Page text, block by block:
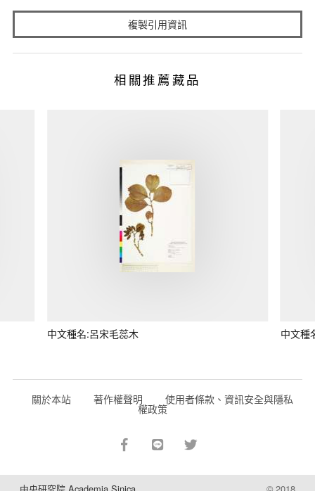
複製引用資訊
相關推薦藏品
中文種名:呂宋毛蕊木 中文種
關於本站 著作權聲明 使用者條款、資訊安全與隱私
權政策